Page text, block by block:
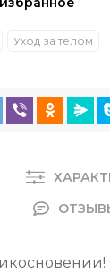
Уход за телом